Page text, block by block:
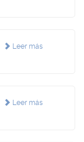
Leer más
Leer más